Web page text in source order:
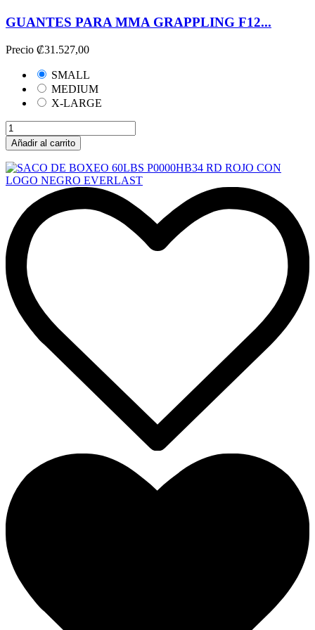
GUANTES PARA MMA GRAPPLING F12...
Precio ₡31.527,00
SMALL
MEDIUM
X-LARGE
Añadir al carrito